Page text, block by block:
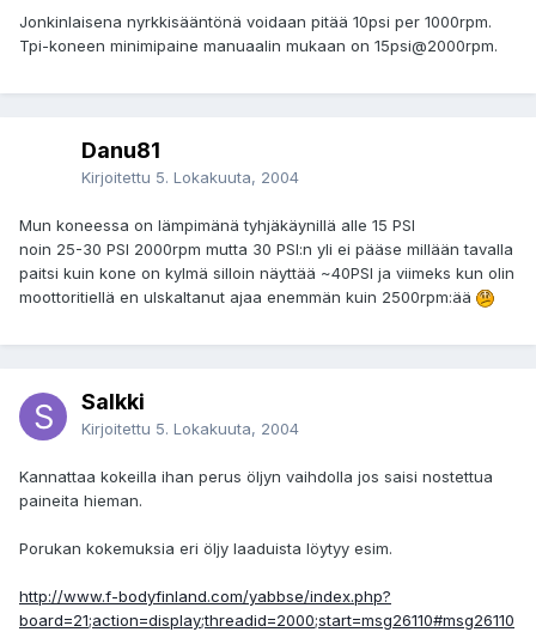
Jonkinlaisena nyrkkisääntönä voidaan pitää 10psi per 1000rpm.
Tpi-koneen minimipaine manuaalin mukaan on 15psi@2000rpm.
Danu81
Kirjoitettu 5. Lokakuuta, 2004
Mun koneessa on lämpimänä tyhjäkäynillä alle 15 PSI
noin 25-30 PSI 2000rpm mutta 30 PSI:n yli ei pääse millään tavalla
paitsi kuin kone on kylmä silloin näyttää ~40PSI ja viimeks kun olin
moottoritiellä en ulskaltanut ajaa enemmän kuin 2500rpm:ää
Salkki
Kirjoitettu 5. Lokakuuta, 2004
Kannattaa kokeilla ihan perus öljyn vaihdolla jos saisi nostettua
paineita hieman.
Porukan kokemuksia eri öljy laaduista löytyy esim.
http://www.f-bodyfinland.com/yabbse/index.php?
board=21;action=display;threadid=2000;start=msg26110#msg26110